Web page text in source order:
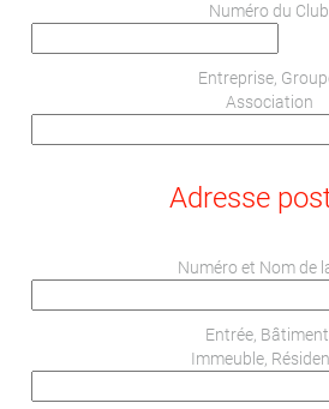
Numéro du Club
Entreprise,
Association
Adresse
Numéro et Nom de
Entrée, Bâtiment,
Immeuble,